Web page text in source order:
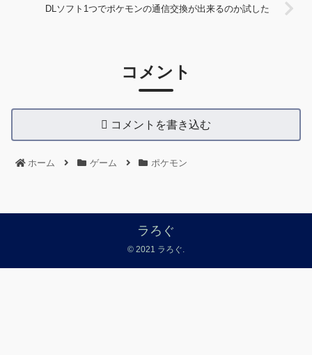
DLソフト1つでポケモンの通信交換が出来るのか試した
コメント
コメントを書き込む
ホーム ゲーム ポケモン
ラろぐ
© 2021 ラろぐ.